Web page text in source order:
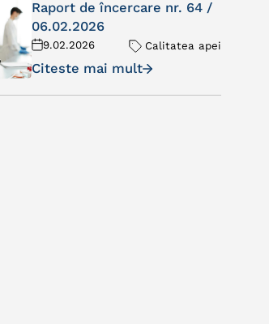
Raport de încercare nr. 64 /
06.02.2026
9.02.2026 Calitatea apei
Citeste mai mult